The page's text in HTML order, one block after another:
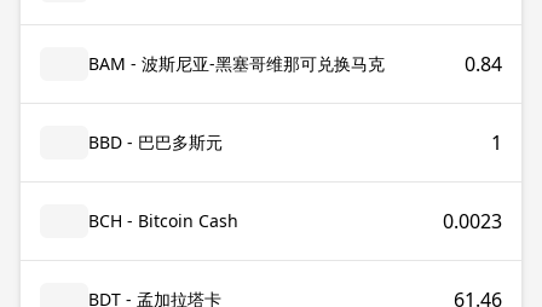
BAM - 波斯尼亚-黑塞哥维那可兑换马克 0.84
BBD - 巴巴多斯元 1
BCH - Bitcoin Cash 0.0023
BDT - 孟加拉塔卡 61.46